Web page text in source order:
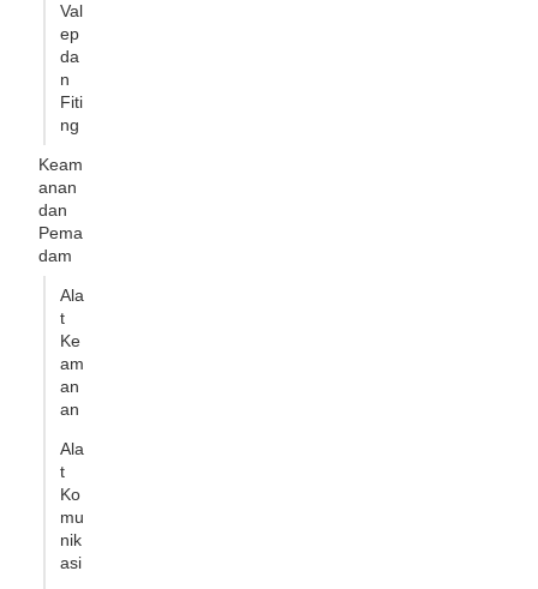
Val
ep
da
n
Fiti
ng
Keam
anan
dan
Pema
dam
Ala
t
Ke
am
an
an
Ala
t
Ko
mu
nik
asi